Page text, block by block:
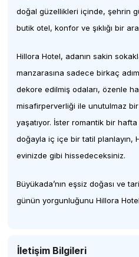
doğal güzellikleri içinde, şehrin
butik otel, konfor ve şıklığı bir
Hillora Hotel, adanın sakin
manzarasına sadece birkaç
dekore edilmiş odaları, özenle
misafirperverliği ile unutulmaz
yaşatıyor. İster romantik bir
doğayla iç içe bir tatil planlayın,
evinizde gibi hissedeceksiniz.
Büyükada’nın eşsiz doğası ve
günün yorgunluğunu Hillora
İletişim Bilgileri